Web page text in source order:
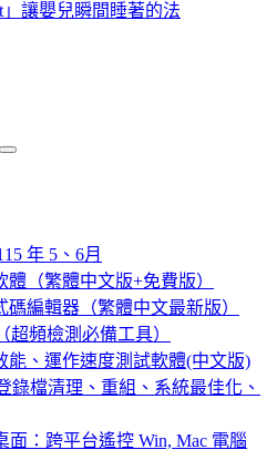
」讓嬰兒瞬間睡著的法
Search
年 5、6月
（繁體中文版+免費版）
碼編輯器（繁體中文最新版）
超頻檢測必備工具）
能、運作速度測試軟體(中文版)
錄檔清理、重組、系統最佳化、
面：跨平台遙控 Win, Mac 電腦